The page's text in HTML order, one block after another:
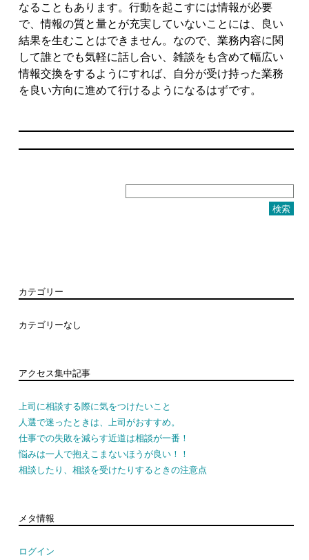
なることもあります。行動を起こすには情報が必要
で、情報の質と量とが充実していないことには、良い
結果を生むことはできません。なので、業務内容に関
して誰とでも気軽に話し合い、雑談をも含めて幅広い
情報交換をするようにすれば、自分が受け持った業務
を良い方向に進めて行けるようになるはずです。
カテゴリー
カテゴリーなし
アクセス集中記事
上司に相談する際に気をつけたいこと
人選で迷ったときは、上司がおすすめ。
仕事での失敗を減らす近道は相談が一番！
悩みは一人で抱えこまないほうが良い！！
相談したり、相談を受けたりするときの注意点
メタ情報
ログイン